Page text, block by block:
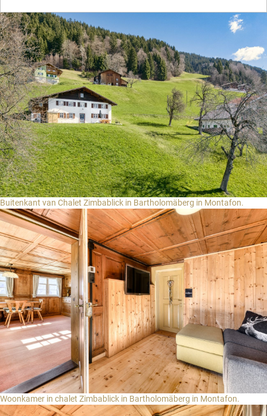
Gäste-Login
Region auswählen
Brandnertal
Bregenzerwald
Montafon
NL
EN
DE
Buitenkant van Chalet Zimbablick in Bartholomäberg in Montafon.
Woonkamer in chalet Zimbablick in Bartholomäberg in Montafon.